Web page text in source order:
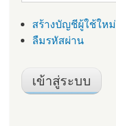
สร้างบัญชีผู้ใช้ใหม่
ลืมรหัสผ่าน